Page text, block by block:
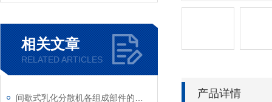
相关文章
RELATED ARTICLES
产品详情